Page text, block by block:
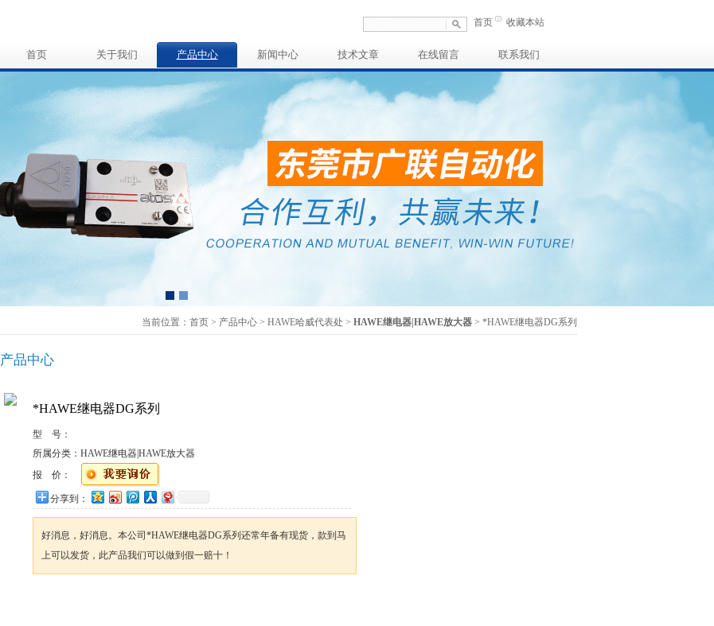
首页 收藏本站
首页 关于我们 产品中心 新闻中心 技术文章 在线留言 联系我们
当前位置：首页 > 产品中心 > HAWE哈威代表处 > HAWE继电器|HAWE放大器 > *HAWE继电器DG系列
产品中心
*HAWE继电器DG系列
型 号：
所属分类： HAWE继电器|HAWE放大器
报 价：
分享到：
好消息，好消息。本公司*HAWE继电器DG系列还常年备有现货，款到马
上可以发货，此产品我们可以做到假一赔十！